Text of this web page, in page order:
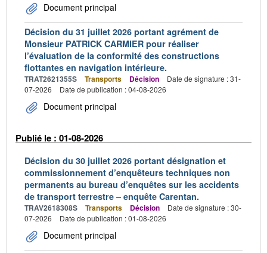
Document principal
Décision du 31 juillet 2026 portant agrément de
Monsieur PATRICK CARMIER pour réaliser
l’évaluation de la conformité des constructions
flottantes en navigation intérieure.
TRAT2621355S Transports Décision
Date de signature : 31-
07-2026
Date de publication : 04-08-2026
Document principal
Publié le : 01-08-2026
Décision du 30 juillet 2026 portant désignation et
commissionnement d’enquêteurs techniques non
permanents au bureau d’enquêtes sur les accidents
de transport terrestre – enquête Carentan.
TRAV2618308S Transports Décision
Date de signature : 30-
07-2026
Date de publication : 01-08-2026
Document principal